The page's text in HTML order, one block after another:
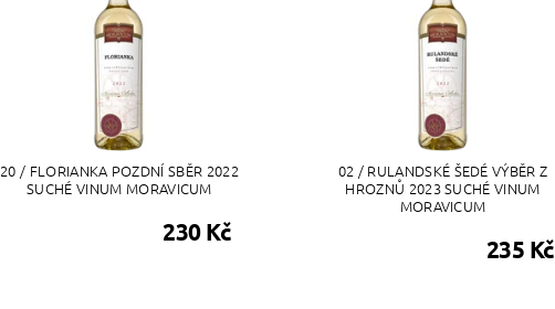
20 / FLORIANKA POZDNÍ SBĚR 2022
SUCHÉ VINUM MORAVICUM
230 Kč
02 / RULANDSKÉ ŠEDÉ VÝBĚR Z
HROZNŮ 2023 SUCHÉ VINUM
MORAVICUM
235 Kč